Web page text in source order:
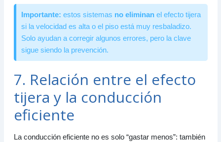
Importante: estos sistemas no eliminanel efecto tijera
si la velocidad es alta o el piso está muy resbaladizo.
Solo ayudan a corregir algunos errores, pero la clave
sigue siendo la prevención.
7. Relación entre el efecto
tijera y la conducción
eficiente
La conducción eficiente no es solo “gastar menos”: también